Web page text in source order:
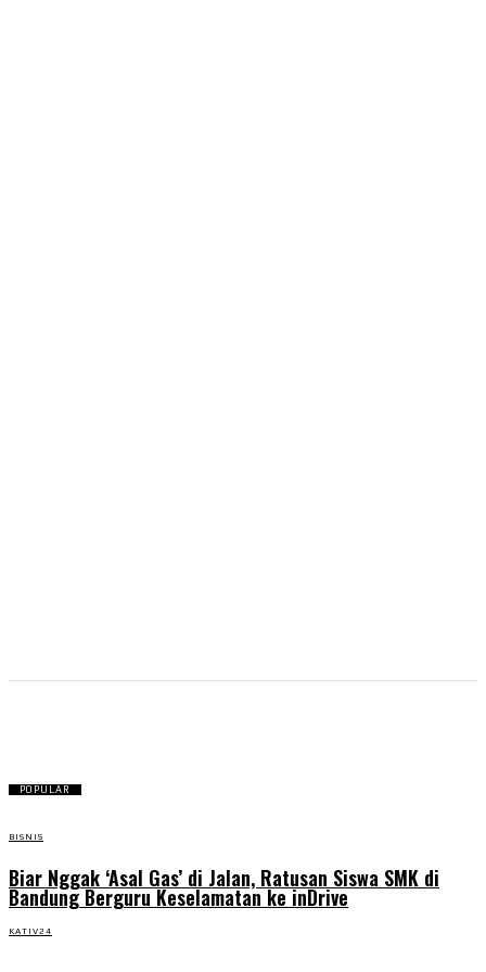
POPULAR
BISNIS
Biar Nggak ‘Asal Gas’ di Jalan, Ratusan Siswa SMK di
Bandung Berguru Keselamatan ke inDrive
KATIV24